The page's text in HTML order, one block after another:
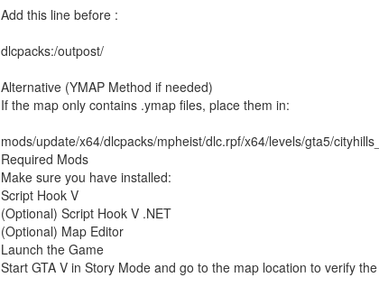
Add this line before :
dlcpacks:/outpost/
Alternative (YMAP Method if needed)
If the map only contains .ymap files, place them in:
mods/update/x64/dlcpacks/mpheist/dlc.rpf/x64/levels/gta5/
Required Mods
Make sure you have installed:
Script Hook V
(Optional) Script Hook V .NET
(Optional) Map Editor
Launch the Game
Start GTA V in Story Mode and go to the map location to verify